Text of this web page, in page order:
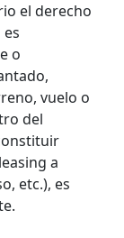
el derecho
o
vuelo o
del
a
etc.), es